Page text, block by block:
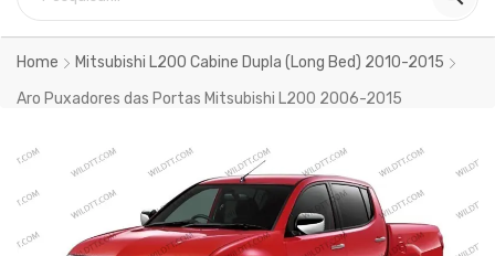
Home
Mitsubishi L200 Cabine Dupla (Long Bed) 2010-2015
Aro Puxadores das Portas Mitsubishi L200 2006-2015